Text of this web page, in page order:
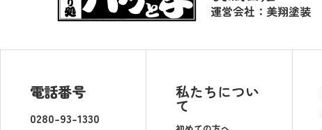
運営会社：美翔塗装
電話番号
0280-93-1330
私たちについ
て